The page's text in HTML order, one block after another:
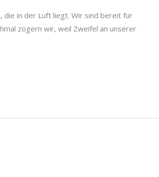
die in der Luft liegt. Wir sind bereit für
zögern wir, weil Zweifel an unserer